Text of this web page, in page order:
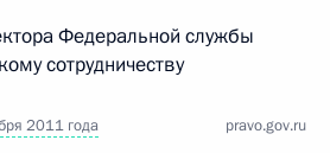
Федеральной службы
сотрудничеству
2011 года pravo.gov.ru